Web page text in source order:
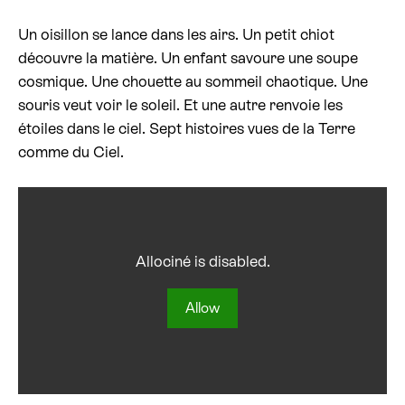
Billetterie cinéma
Rechercher
Un oisillon se lance dans les airs. Un petit chiot
découvre la matière. Un enfant savoure une soupe
cosmique. Une chouette au sommeil chaotique. Une
souris veut voir le soleil. Et une autre renvoie les
étoiles dans le ciel. Sept histoires vues de la Terre
comme du Ciel.
Allociné is disabled.
Allow